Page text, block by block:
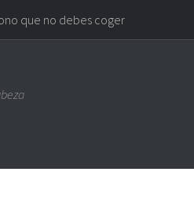
que no debes coger